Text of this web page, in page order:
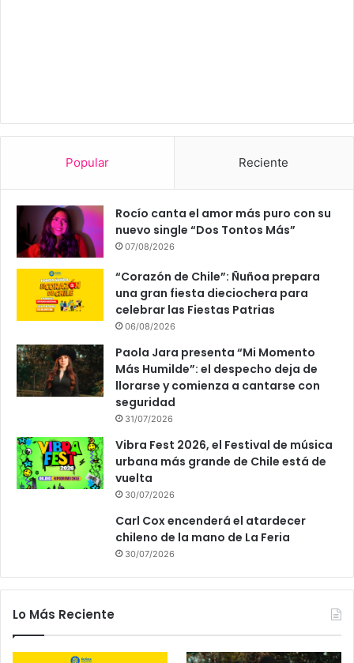
Popular Reciente
Rocío canta el amor más puro con su
nuevo single “Dos Tontos Más”
07/08/2026
“Corazón de Chile”: Ñuñoa prepara
una gran fiesta dieciochera para
celebrar las Fiestas Patrias
06/08/2026
Paola Jara presenta “Mi Momento
Más Humilde”: el despecho deja de
llorarse y comienza a cantarse con
seguridad
31/07/2026
Vibra Fest 2026, el Festival de música
urbana más grande de Chile está de
vuelta
30/07/2026
Carl Cox encenderá el atardecer
chileno de la mano de La Feria
30/07/2026
Lo Más Reciente